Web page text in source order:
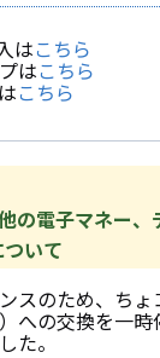
はこちら
はこちら
こちら
の電子マネー、
ついて
スのため、ち
への交換を一
た。